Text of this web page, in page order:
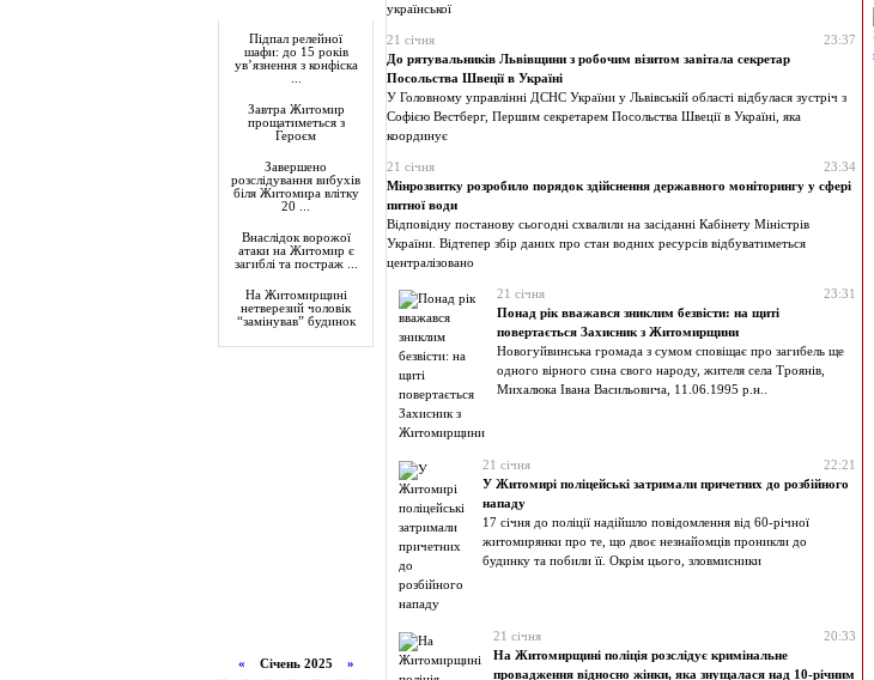
Підпал релейної
шафи: до 15 років
ув’язнення з конфіска
Завтра Житомир
прощатиметься з
Героєм
Завершено
розслідування вибухів
біля Житомира влітку
20 ...
Внаслідок ворожої
атаки на Житомир є
загиблі та постраж ...
На Житомирщині
нетверезий чоловік
“замінував” будинок
« Січень 2025 »
української
21 січня
23:37
До рятувальників Львівщини з робочим візитом завітала секретар
Посольства Швеції в Україні
У Головному управлінні ДСНС України у Львівській області відбулася зустріч з
Софією Вестберг, Першим секретарем Посольства Швеції в Україні, яка
координує
21 січня
23:34
Мінрозвитку розробило порядок здійснення державного моніторингу у сфері
питної води
Відповідну постанову сьогодні схвалили на засіданні Кабінету Міністрів
України. Відтепер збір даних про стан водних ресурсів відбуватиметься
централізовано
21 січня
23:31
Понад рік вважався зниклим безвісти: на щиті
повертається Захисник з Житомирщини
Новогуйвинська громада з сумом сповіщає про загибель ще
одного вірного сина свого народу, жителя села Троянів,
Михалюка Івана Васильовича, 11.06.1995 р.н..
21 січня
22:21
У Житомирі поліцейські затримали причетних до розбійного
нападу
17 січня до поліції надійшло повідомлення від 60-річної
житомирянки про те, що двоє незнайомців проникли до
будинку та побили її. Окрім цього, зловмисники
21 січня
20:33
На Житомирщині поліція розслідує кримінальне
провадження відносно жінки, яка знущалася над 10-річним